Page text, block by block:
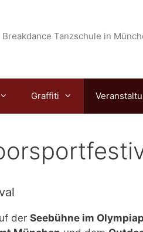
Tanzschule in
Graffiti
der Seebühne im